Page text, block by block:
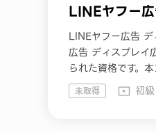
LINEヤフー
LINEヤフー広告
広告 ディスプレイ
られた資格です。
格を受講・受験い
未取得 初級